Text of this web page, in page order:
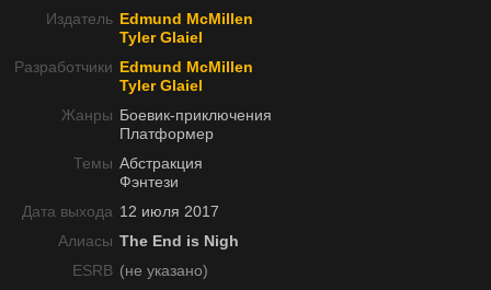
Издатель Edmund McMillen
Tyler Glaiel
Разработчики Edmund McMillen
Tyler Glaiel
Жанры Боевик-приключения
Платформер
Темы Абстракция
Фэнтези
Дата выхода 12 июля 2017
Алиасы The End is Nigh
ESRB (не указано)